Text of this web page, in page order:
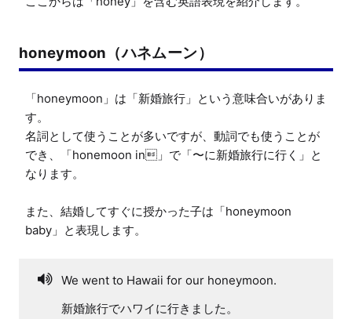
honeymoon（ハネムーン）
「honeymoon」は「新婚旅行」という意味合いがありま
す。
名詞として使うことが多いですが、動詞でも使うことが
でき、「honemoon in」で「〜に新婚旅行に行く」と
なります。
また、結婚してすぐに授かった子は「honeymoon
baby」と表現します。
We went to Hawaii for our honeymoon.
新婚旅行でハワイに行きました。